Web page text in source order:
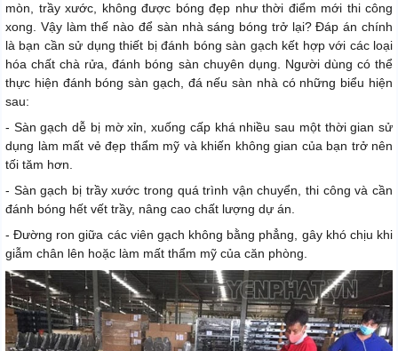
mòn, trầy xước, không được bóng đẹp như thời điểm mới thi công
xong. Vậy làm thế nào để sàn nhà sáng bóng trở lại? Đáp án chính
là bạn cần sử dụng thiết bị đánh bóng sàn gạch kết hợp với các loại
hóa chất chà rửa, đánh bóng sàn chuyên dụng. Người dùng có thể
thực hiện đánh bóng sàn gạch, đá nếu sàn nhà có những biểu hiện
sau:
- Sàn gạch dễ bị mờ xỉn, xuống cấp khá nhiều sau một thời gian sử
dụng làm mất vẻ đẹp thẩm mỹ và khiến không gian của bạn trở nên
tối tăm hơn.
- Sàn gạch bị trầy xước trong quá trình vận chuyển, thi công và cần
đánh bóng hết vết trầy, nâng cao chất lượng dự án.
- Đường ron giữa các viên gạch không bằng phẳng, gây khó chịu khi
giẫm chân lên hoặc làm mất thẩm mỹ của căn phòng.